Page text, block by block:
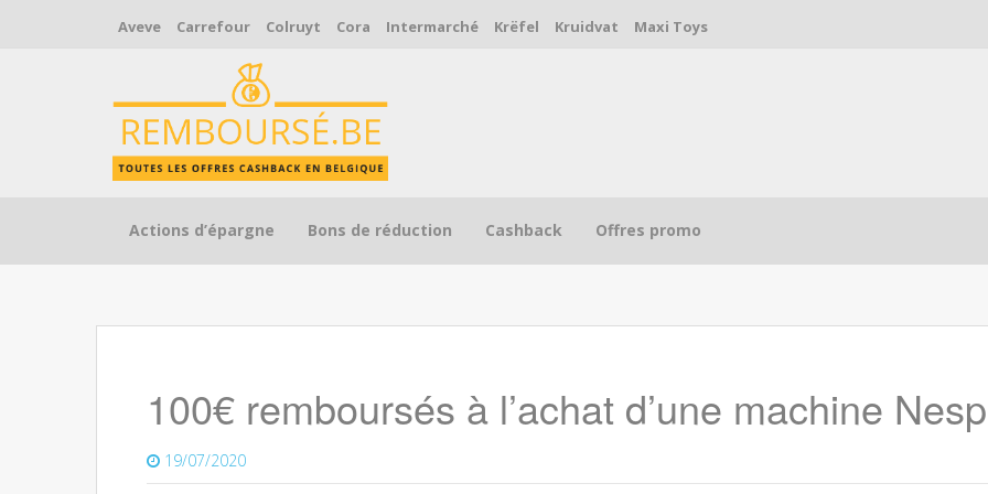
Aveve Carrefour Colruyt Cora Intermarché Krëfel Kruidvat Maxi Toys
Skip to content
Actions d’épargne Bons de réduction Cashback Offres promo
100€ remboursés à l’achat d’une machine
19/07/2020